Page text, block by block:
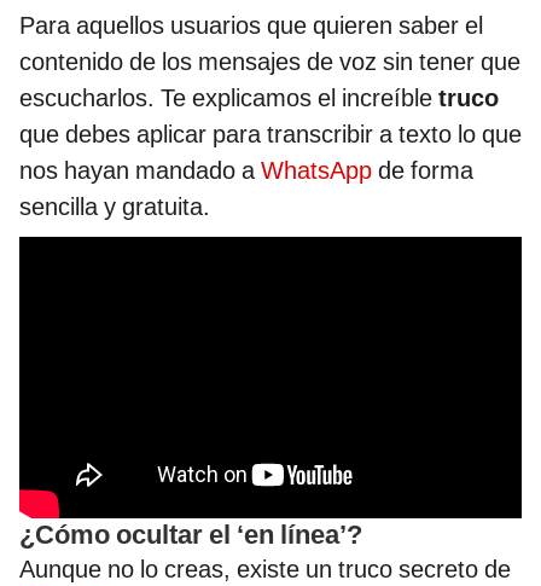
Para aquellos usuarios que quieren saber el
contenido de los mensajes de voz sin tener que
escucharlos. Te explicamos el increíble truco
que debes aplicar para transcribir a texto lo que
nos hayan mandado aWhatsApp de forma
sencilla y gratuita.
¿Cómo ocultar el ‘en línea’?
Aunque no lo creas, existe un truco secreto de